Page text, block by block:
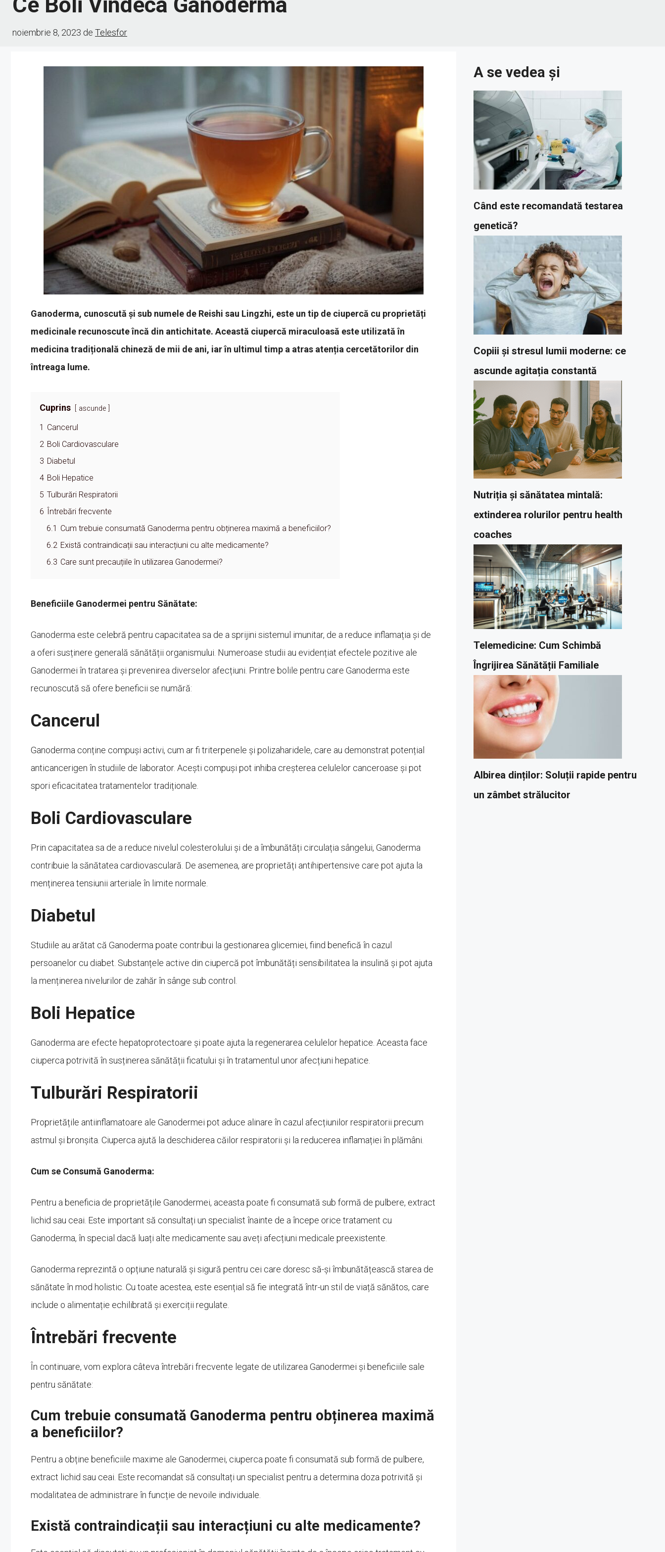
noiembrie 8, 2023 de Telesfor
Ganoderma, cunoscută și sub numele de Reishi sau Lingzhi, este un tip de ciupercă cu proprietăți
medicinale recunoscute încă din antichitate. Această ciupercă miraculoasă este utilizată în
medicina tradițională chineză de mii de ani, iar în ultimul timp a atras atenția cercetătorilor din
întreaga lume.
Cuprins ascunde
1 Cancerul
2 Boli Cardiovasculare
3 Diabetul
4 Boli Hepatice
5 Tulburări Respiratorii
6
Întrebări frecvente
6.1 Cum trebuie consumată Ganoderma pentru obținerea maximă a beneficiilor?
6.2 Există contraindicații sau interacțiuni cu alte medicamente?
6.3 Care sunt precauțiile în utilizarea Ganodermei?
Beneficiile Ganodermei pentru Sănătate:
Ganoderma este celebră pentru capacitatea sa de a sprijini sistemul imunitar, de a reduce inflamația și de
a oferi susținere generală sănătății organismului. Numeroase studii au evidențiat efectele pozitive ale
Ganodermei în tratarea și prevenirea diverselor afecțiuni. Printre bolile pentru care Ganoderma este
recunoscută să ofere beneficii se numără:
Cancerul
Ganoderma conține compuși activi, cum ar fi triterpenele și polizaharidele, care au demonstrat potențial
anticancerigen în studiile de laborator. Acești compuși pot inhiba creșterea celulelor canceroase și pot
spori eficacitatea tratamentelor tradiționale.
Boli Cardiovasculare
Prin capacitatea sa de a reduce nivelul colesterolului și de a îmbunătăți circulația sângelui, Ganoderma
contribuie la sănătatea cardiovasculară. De asemenea, are proprietăți antihipertensive care pot ajuta la
menținerea tensiunii arteriale în limite normale.
Diabetul
Studiile au arătat că Ganoderma poate contribui la gestionarea glicemiei, fiind benefică în cazul
persoanelor cu diabet. Substanțele active din ciupercă pot îmbunătăți sensibilitatea la insulină și pot ajuta
la menținerea nivelurilor de zahăr în sânge sub control.
Boli Hepatice
Ganoderma are efecte hepatoprotectoare și poate ajuta la regenerarea celulelor hepatice. Aceasta face
ciuperca potrivită în susținerea sănătății ficatului și în tratamentul unor afecțiuni hepatice.
Tulburări Respiratorii
Proprietățile antiinflamatoare ale Ganodermei pot aduce alinare în cazul afecțiunilor respiratorii precum
astmul și bronșita. Ciuperca ajută la deschiderea căilor respiratorii și la reducerea inflamației în plămâni.
Cum se Consumă Ganoderma:
Pentru a beneficia de proprietățile Ganodermei, aceasta poate fi consumată sub formă de pulbere, extract
lichid sau ceai. Este important să consultați un specialist înainte de a începe orice tratament cu
Ganoderma, în special dacă luați alte medicamente sau aveți afecțiuni medicale preexistente.
Ganoderma reprezintă o opțiune naturală și sigură pentru cei care doresc să-și îmbunătățească starea de
sănătate în mod holistic. Cu toate acestea, este esențial să fie integrată într-un stil de viață sănătos, care
include o alimentație echilibrată și exerciții regulate.
Întrebări frecvente
În continuare, vom explora câteva întrebări frecvente legate de utilizarea Ganodermei și beneficiile sale
pentru sănătate:
Cum trebuie consumată Ganoderma pentru obținerea maximă
a beneficiilor?
Pentru a obține beneficiile maxime ale Ganodermei, ciuperca poate fi consumată sub formă de pulbere,
extract lichid sau ceai. Este recomandat să consultați un specialist pentru a determina doza potrivită și
modalitatea de administrare în funcție de nevoile individuale.
Există contraindicații sau interacțiuni cu alte medicamente?
A se vedea și
Când este recomandată testarea
genetică?
Copiii și stresul lumii moderne: ce
ascunde agitația constantă
Nutriția și sănătatea mintală:
extinderea rolurilor pentru health
coaches
Telemedicine: Cum Schimbă
Îngrijirea Sănătății Familiale
Albirea dinților: Soluții rapide pentru
un zâmbet strălucitor